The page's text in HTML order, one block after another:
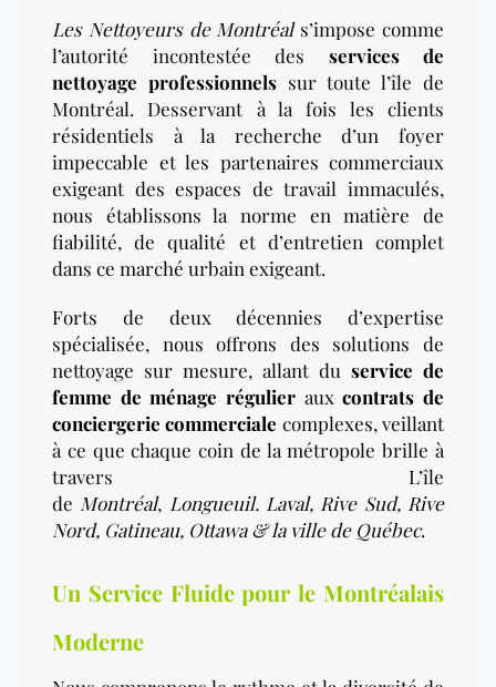
Les Nettoyeurs de Montréals’impose comme
l’autorité incontestée des services de
nettoyage professionnelssur toute l’île de
Montréal. Desservant à la fois les clients
résidentiels à la recherche d’un foyer
impeccable et les partenaires commerciaux
exigeant des espaces de travail immaculés,
nous établissons la norme en matière de
fiabilité, de qualité et d’entretien complet
dans ce marché urbain exigeant.
Forts de deux décennies d’expertise
spécialisée, nous offrons des solutions de
nettoyage sur mesure, allant du service de
femme de ménage régulier auxcontrats de
conciergerie commerciale complexes, veillant
à ce que chaque coin de la métropole brille à
travers L’île
de Montréal, Longueuil. Laval, Rive Sud, Rive
Nord, Gatineau, Ottawa & la ville de Québec.
Un Service Fluide pour le Montréalais
Moderne